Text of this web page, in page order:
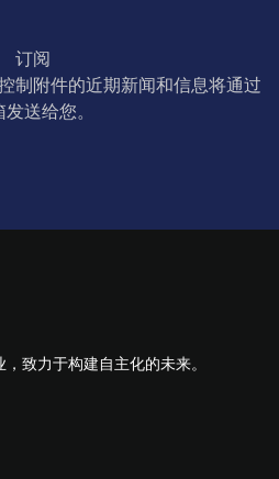
订阅
制附件的近期新闻和信息将通过
送给您。
致力于构建自主化的未来。